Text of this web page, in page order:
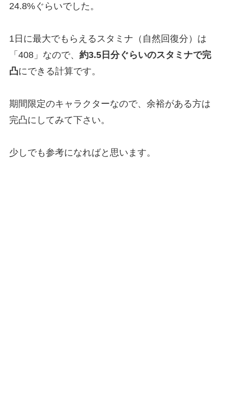
24.8%ぐらいでした。
1日に最大でもらえるスタミナ（自然回復分）は
「408」なので、 約3.5日分ぐらいのスタミナで完
凸にできる計算です。
期間限定のキャラクターなので、余裕がある方は
完凸にしてみて下さい。
少しでも参考になればと思います。